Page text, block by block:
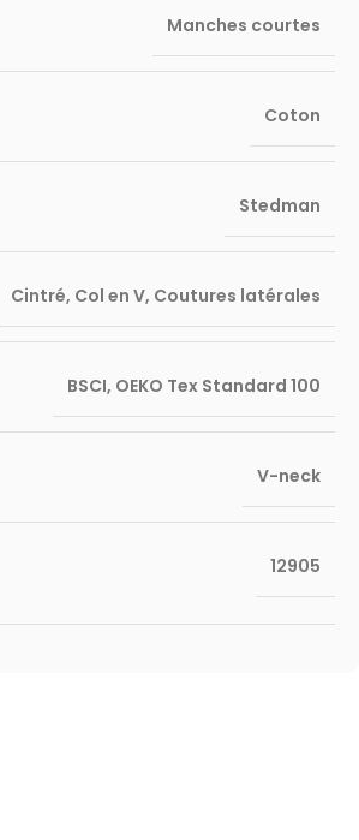
Manches courtes
Coton
Stedman
Cintré, Col en V, Coutures latérales
BSCI, OEKO Tex Standard 100
V-neck
12905